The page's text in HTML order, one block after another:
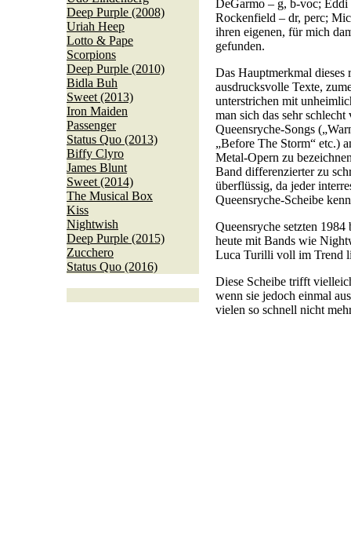
Deep Purple (2008)
Uriah Heep
Lotto & Pape
Scorpions
Deep Purple (2010)
Bidla Buh
Sweet (2013)
Iron Maiden
Passenger
Status Quo (2013)
Biffy Clyro
James Blunt
Sweet (2014)
The Musical Box
Kiss
Nightwish
Deep Purple (2015)
Zucchero
Status Quo (2016)
DeGarmo – g, b-voc; Eddi
Rockenfield – dr, perc;
ihren eigenen, für mich
gefunden.
Das Hauptmerkmal
ausdrucksvolle Texte,
unterstrichen mit
man sich das sehr
Queensryche-Songs
„Before The Storm“ etc.)
Metal-Opern zu
Band differenzierter zu
überflüssig, da jeder
Queensryche-Scheibe
Queensryche setzten
heute mit Bands wie
Luca Turilli voll im Trend
Diese Scheibe trifft
wenn sie jedoch einmal
vielen so schnell nicht